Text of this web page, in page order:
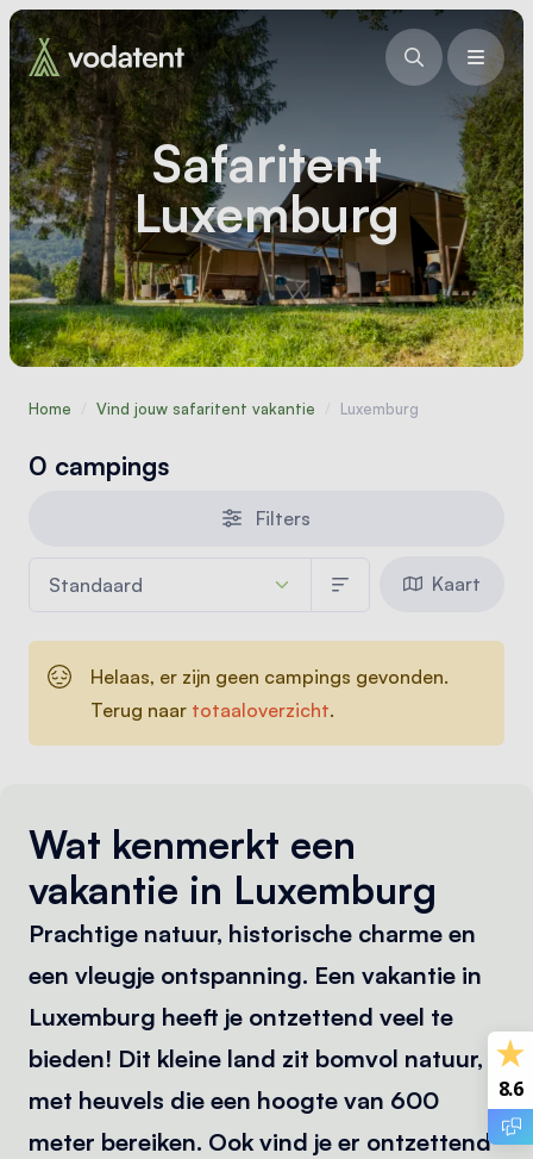
Safaritent
Luxemburg
Home Vind jouw safaritent vakantie Luxemburg
0 campings
Filters
Kaart
Helaas, er zijn geen campings gevonden.
Terug naar totaaloverzicht.
Wat kenmerkt een
vakantie in Luxemburg
Prachtige natuur, historische charme en
een vleugje ontspanning. Een vakantie in
Luxemburg heeft je ontzettend veel te
bieden! Dit kleine land zit bomvol natuur,
met heuvels die een hoogte van 600
meter bereiken. Ook vind je er ontzettend
8.6